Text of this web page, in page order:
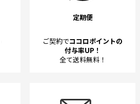
定期便
ご契約でココロポイントの
付与率UP！
全て送料無料！